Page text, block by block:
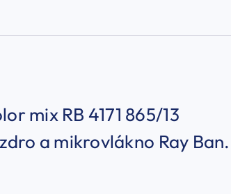
mix RB 4171 865/13
a mikrovlákno Ray Ban.